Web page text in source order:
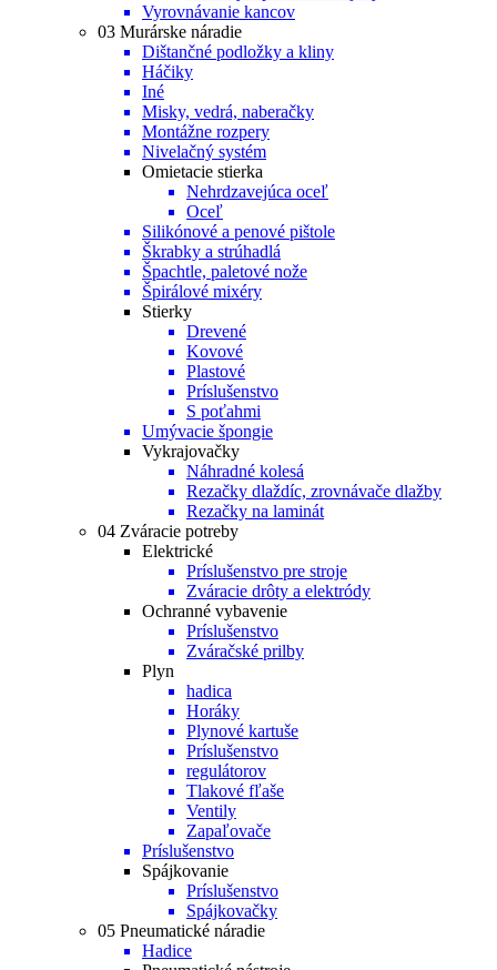
Vyrovnávanie kancov
03 Murárske náradie
Dištančné podložky a kliny
Háčiky
Iné
Misky, vedrá, naberačky
Montážne rozpery
Nivelačný systém
Omietacie stierka
Nehrdzavejúca oceľ
Oceľ
Silikónové a penové pištole
Škrabky a strúhadlá
Špachtle, paletové nože
Špirálové mixéry
Stierky
Drevené
Kovové
Plastové
Príslušenstvo
S poťahmi
Umývacie špongie
Vykrajovačky
Náhradné kolesá
Rezačky dlaždíc, zrovnávače dlažby
Rezačky na laminát
04 Zváracie potreby
Elektrické
Príslušenstvo pre stroje
Zváracie drôty a elektródy
Ochranné vybavenie
Príslušenstvo
Zváračské prilby
Plyn
hadica
Horáky
Plynové kartuše
Príslušenstvo
regulátorov
Tlakové fľaše
Ventily
Zapaľovače
Príslušenstvo
Spájkovanie
Príslušenstvo
Spájkovačky
05 Pneumatické náradie
Hadice